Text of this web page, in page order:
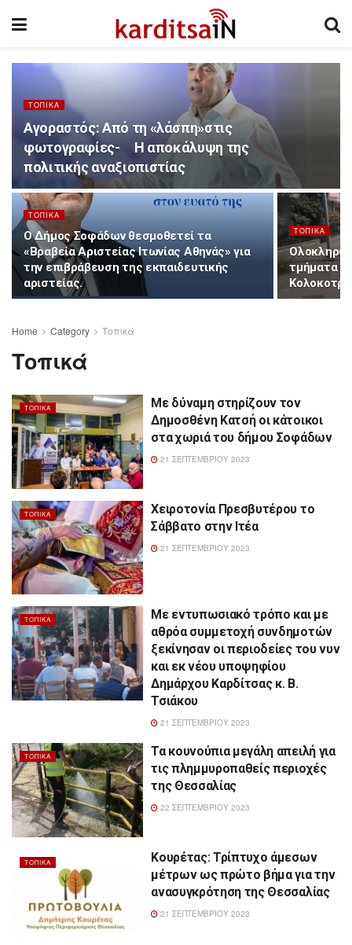
ΤΟΠΙΚΆ
Αγοραστός: Από τη «λάσπη»στις
φωτογραφίες- Η αποκάλυψη της
πολιτικής αναξιοπιστίας
ΤΟΠΙΚΆ
Ο Δήμος Σοφάδων θεσμοθετεί τα
«Βραβεία Αριστείας Ιτωνίας Αθηνάς» για
την επιβράβευση της εκπαιδευτικής
αριστείας.
ΤΟΠΙΚΆ
τμήματα
Home Category Τοπικά
Τοπικά
ΤΟΠΙΚΆ
Με δύναμη στηρίζουν τον
Δημοσθένη Κατσή οι κάτοικοι
στα χωριά του δήμου Σοφάδων
21 ΣΕΠΤΕΜΒΡΊΟΥ 2023
ΤΟΠΙΚΆ
Χειροτονία Πρεσβυτέρου το
Σάββατο στην Ιτέα
21 ΣΕΠΤΕΜΒΡΊΟΥ 2023
ΤΟΠΙΚΆ
Με εντυπωσιακό τρόπο και με
αθρόα συμμετοχή συνδημοτών
ξεκίνησαν οι περιοδείες του νυν
και εκ νέου υποψηφίου
Δημάρχου Καρδίτσας κ. Β.
Τσιάκου
21 ΣΕΠΤΕΜΒΡΊΟΥ 2023
ΤΟΠΙΚΆ
Τα κουνούπια μεγάλη απειλή για
τις πλημμυροπαθείς περιοχές
της Θεσσαλίας
22 ΣΕΠΤΕΜΒΡΊΟΥ 2023
ΤΟΠΙΚΆ
Κουρέτας: Τρίπτυχο άμεσων
μέτρων ως πρώτο βήμα για την
ανασυγκρότηση της Θεσσαλίας
21 ΣΕΠΤΕΜΒΡΊΟΥ 2023